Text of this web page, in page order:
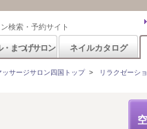
検索・予約サイト
・まつげサロン ネイルカタログ
ッサージサロン四国トップ> リラクゼーシ